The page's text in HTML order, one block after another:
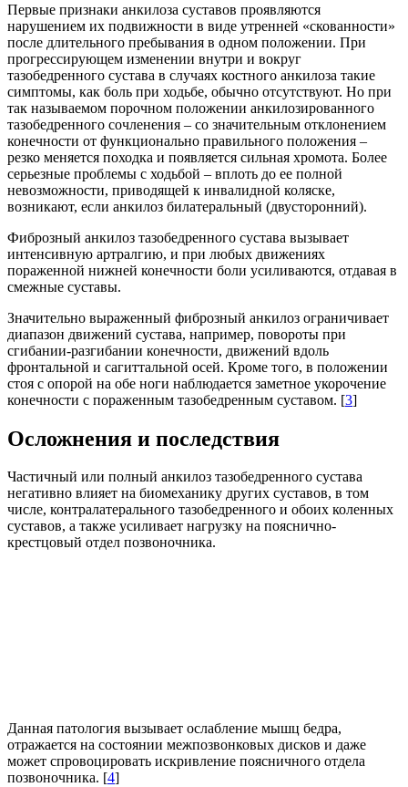
Первые признаки анкилоза суставов проявляются
нарушением их подвижности в виде утренней «скованности»
после длительного пребывания в одном положении. При
прогрессирующем изменении внутри и вокруг
тазобедренного сустава в случаях костного анкилоза такие
симптомы, как боль при ходьбе, обычно отсутствуют. Но при
так называемом порочном положении анкилозированного
тазобедренного сочленения – со значительным отклонением
конечности от функционально правильного положения –
резко меняется походка и появляется сильная хромота. Более
серьезные проблемы с ходьбой – вплоть до ее полной
невозможности, приводящей к инвалидной коляске,
возникают, если анкилоз билатеральный (двусторонний).
Фиброзный анкилоз тазобедренного сустава вызывает
интенсивную артралгию, и при любых движениях
пораженной нижней конечности боли усиливаются, отдавая в
смежные суставы.
Значительно выраженный фиброзный анкилоз ограничивает
диапазон движений сустава, например, повороты при
сгибании-разгибании конечности, движений вдоль
фронтальной и сагиттальной осей. Кроме того, в положении
стоя с опорой на обе ноги наблюдается заметное укорочение
конечности с пораженным тазобедренным суставом. [3]
Осложнения и последствия
Частичный или полный анкилоз тазобедренного сустава
негативно влияет на биомеханику других суставов, в том
числе, контралатерального тазобедренного и обоих коленных
суставов, а также усиливает нагрузку на пояснично-
крестцовый отдел позвоночника.
Данная патология вызывает ослабление мышц бедра,
отражается на состоянии межпозвонковых дисков и даже
может спровоцировать искривление поясничного отдела
позвоночника. [4]